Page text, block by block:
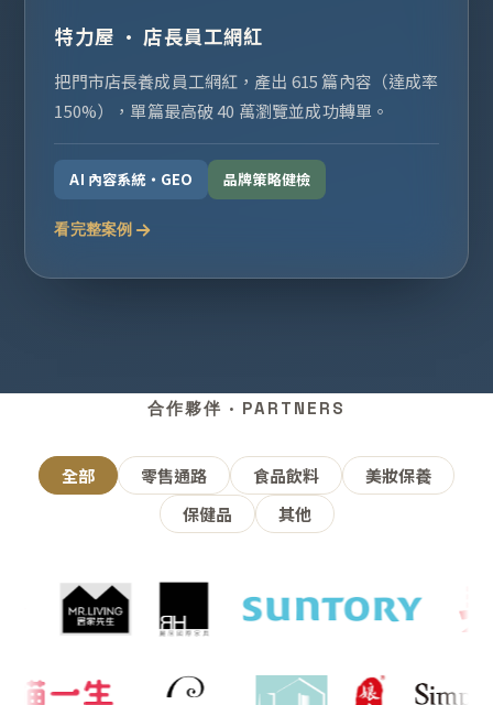
特力屋 · 店長員工網紅
把門市店長養成員工網紅，產出 615 篇內容（達成率
150%），單篇最高破 40 萬瀏覽並成功轉單。
AI 內容系統・GEO 品牌策略健檢
看完整案例
合作夥伴 · PARTNERS
全部 零售通路 食品飲料
美妝保養
保健品
其他